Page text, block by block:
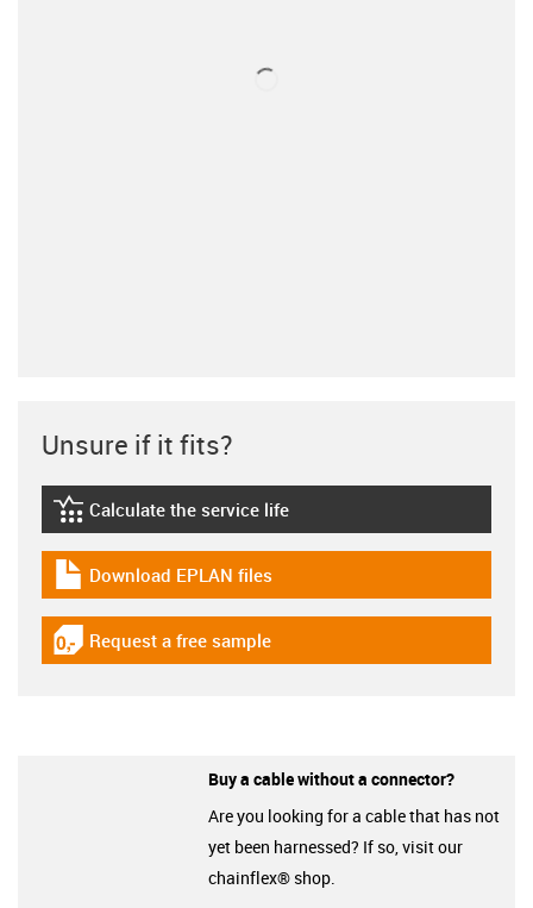
Unsure if it fits?
igus-icon-lebensdauerrechner
Calculate the service life
igus-icon-download-plan
Download EPLAN files
igus-icon-gratismuster
Request a free sample
Buy a cable without a connector?
Are you looking for a cable that has not
yet been harnessed? If so, visit our
chainflex® shop.